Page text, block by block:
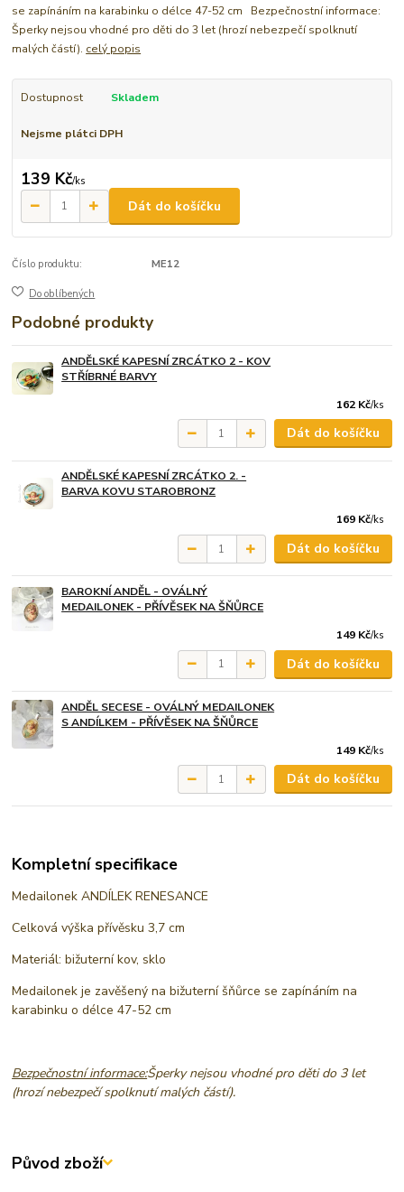
se zapínáním na karabinku o délce 47-52 cm Bezpečnostní informace:
Šperky nejsou vhodné pro děti do 3 let (hrozí nebezpečí spolknutí
malých částí). celý popis
Dostupnost Skladem
Nejsme plátci DPH
139 Kč/ks
Dát do košíčku
Číslo produktu: ME12
Do oblíbených
Podobné produkty
ANDĚLSKÉ KAPESNÍ ZRCÁTKO 2 - KOV
STŘÍBRNÉ BARVY
162 Kč/ks
Dát do košíčku
ANDĚLSKÉ KAPESNÍ ZRCÁTKO 2. -
BARVA KOVU STAROBRONZ
169 Kč/ks
Dát do košíčku
BAROKNÍ ANDĚL - OVÁLNÝ
MEDAILONEK - PŘÍVĚSEK NA ŠŇŮRCE
149 Kč/ks
Dát do košíčku
ANDĚL SECESE - OVÁLNÝ MEDAILONEK
S ANDÍLKEM - PŘÍVĚSEK NA ŠŇŮRCE
149 Kč/ks
Dát do košíčku
Kompletní specifikace
Medailonek ANDÍLEK RENESANCE
Celková výška přívěsku 3,7 cm
Materiál: bižuterní kov, sklo
Medailonek je zavěšený na bižuterní šňůrce se zapínáním na
karabinku o délce 47-52 cm
Bezpečnostní informace:Šperky nejsou vhodné pro děti do 3 let
(hrozí nebezpečí spolknutí malých částí).
Původ zboží